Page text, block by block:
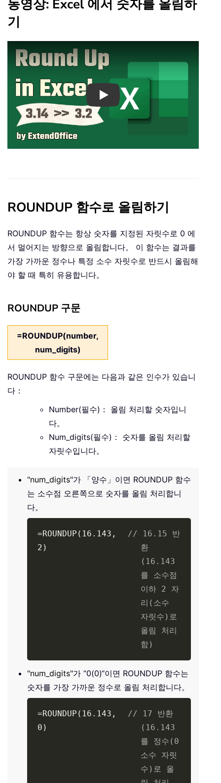
동영상: Excel 에서 숫자를 올림하
기
Play
ROUNDUP 함수로 올림하기
ROUNDUP 함수는 항상 숫자를 지정된 자릿수로 0 에
서 멀어지는 방향으로 올림합니다。 이 함수는 결과를
가장 가까운 정수나 특정 소수 자릿수로 반드시 올림해
야 할 때 특히 유용합니다。
ROUNDUP 구문
=ROUNDUP(number,
num_digits)
ROUNDUP 함수 구문에는 다음과 같은 인수가 있습니
다：
Number(필수)： 올림 처리할 숫자입니
다。
Num_digits(필수)： 숫자를 올림 처리할
자릿수입니다。
"num_digits"가 「양수」이면 ROUNDUP 함수
는 소수점 오른쪽으로 숫자를 올림 처리합니
다。
=ROUNDUP(16.143,
2)
// 16.15 반
환
(16.143
를 소수점
이하 2 자
리(소수
자릿수)로
올림 처리
함)
"num_digits"가 “0(0)“이면 ROUNDUP 함수는
숫자를 가장 가까운 정수로 올림 처리합니다。
=ROUNDUP(16.143,
0)
// 17 반환
(16.143
를 정수(0
소수 자릿
수)로 올